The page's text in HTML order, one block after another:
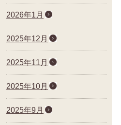
2026年1月
2025年12月
2025年11月
2025年10月
2025年9月